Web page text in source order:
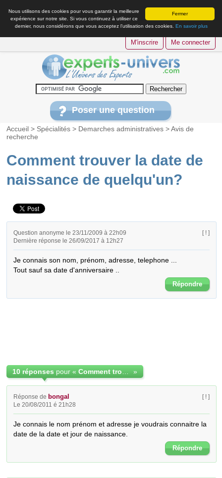
Fermer
Nous utilisons des cookies pour vous garantir la meilleure
expérience sur notre site. Si vous continuez à utiliser ce
dernier, nous considérons que vous acceptez l’utilisation des cookies. En savoir plus
M'inscrire Me connecter
Poser une question
Accueil > Spécialités > Demarches administratives >Avis de
recherche
Comment trouver la date de
naissance de quelqu'un?
Question anonyme le 23/11/2009 à 22h09
Dernière réponse le 26/09/2017 à 12h27
[ ! ]
Je connais son nom, prénom, adresse, telephone ...
Tout sauf sa date d'anniversaire ..
Répondre
10 réponses pour « »
Réponse de bongal
Le 20/08/2011 é 21h28
[ ! ]
Je connais le nom prénom et adresse je voudrais connaitre la
date de la date et jour de naissance.
Répondre